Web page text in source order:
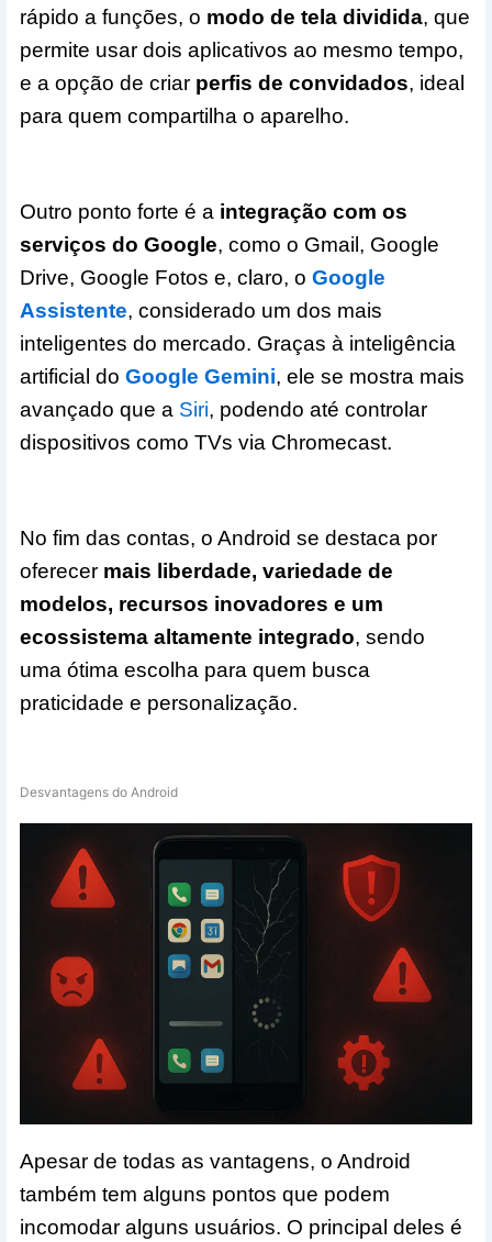
rápido a funções, o modo de tela dividida, que
permite usar dois aplicativos ao mesmo tempo,
e a opção de criar perfis de convidados, ideal
para quem compartilha o aparelho.
Outro ponto forte é a integração com os
serviços do Google, como o Gmail, Google
Drive, Google Fotos e, claro, oGoogle
Assistente, considerado um dos mais
inteligentes do mercado. Graças à inteligência
artificial doGoogle Gemini, ele se mostra mais
avançado que a Siri, podendo até controlar
dispositivos como TVs via Chromecast.
No fim das contas, o Android se destaca por
oferecer mais liberdade, variedade de
modelos, recursos inovadores e um
ecossistema altamente integrado, sendo
uma ótima escolha para quem busca
praticidade e personalização.
Desvantagens do Android
Apesar de todas as vantagens, o Android
também tem alguns pontos que podem
incomodar alguns usuários. O principal deles é